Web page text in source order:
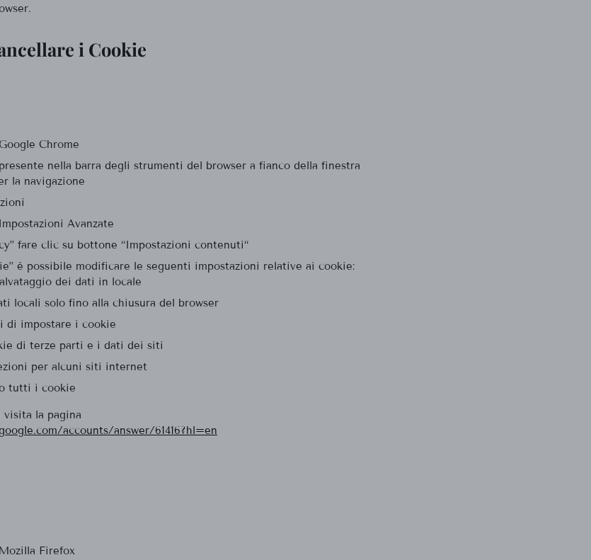
i Cookie
Chrome
nella barra degli strumenti del browser a fianco della finestra
la navigazione
Avanzate
fare clic su bottone “Impostazioni contenuti“
è possibile modificare le seguenti impostazioni relative ai cookie:
dei dati in locale
locali solo fino alla chiusura del browser
di impostare i cookie
di terze parti e i dati dei siti
per alcuni siti internet
tutti i cookie
la pagina
accounts/answer/61416?hl=en
Firefox